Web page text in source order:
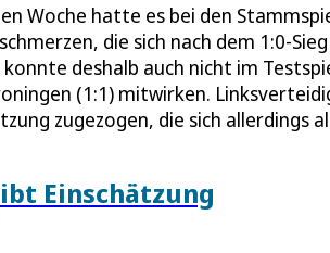
Woche hatte es bei den
die sich nach dem 1:0-
deshalb auch nicht im
(1:1) mitwirken.
zugezogen, die sich allerdings
Einschätzung